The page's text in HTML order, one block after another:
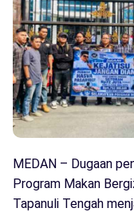
MEDAN – Dugaan
Program Makan
Tapanuli Tengah